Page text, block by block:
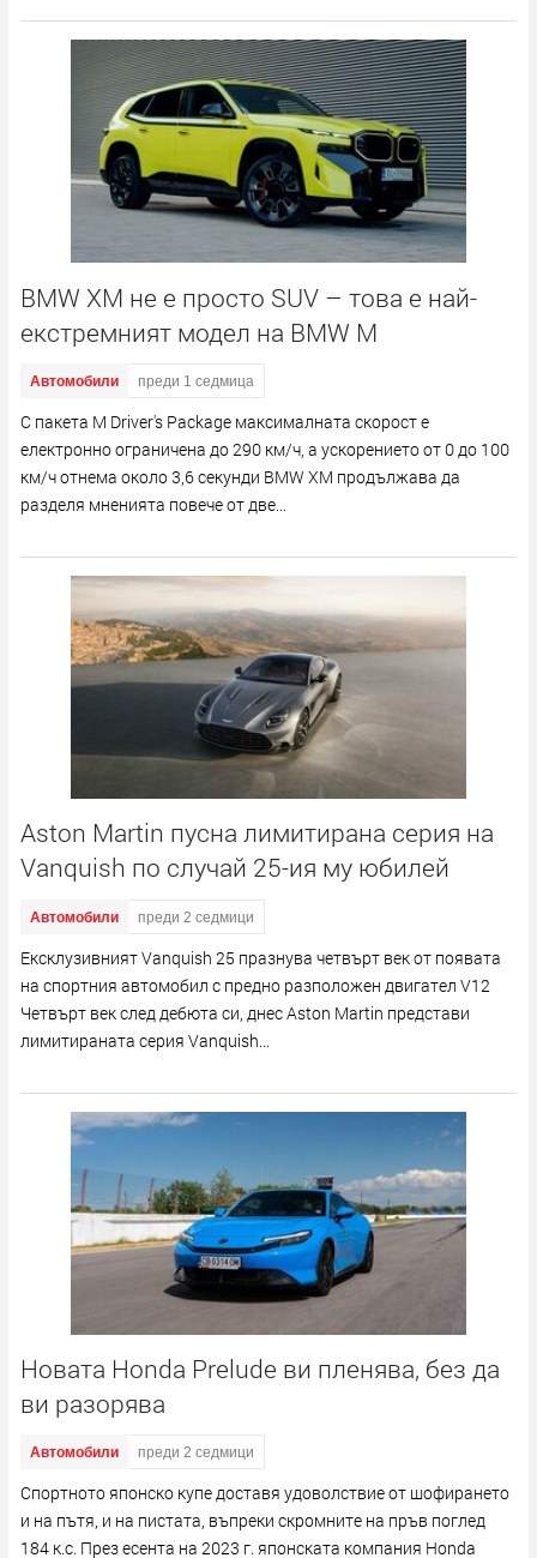
BMW XM не е просто SUV – това е най-
екстремният модел на BMW M
Автомобили преди 1 седмица
С пакета M Driver's Package максималната скорост е
електронно ограничена до 290 км/ч, а ускорението от 0 до 100
км/ч отнема около 3,6 секунди BMW XM продължава да
разделя мненията повече от две...
Aston Martin пусна лимитирана серия на
Vanquish по случай 25-ия му юбилей
Автомобили преди 2 седмици
Ексклузивният Vanquish 25 празнува четвърт век от появата
на спортния автомобил с предно разположен двигател V12
Четвърт век след дебюта си, днес Aston Martin представи
лимитираната серия Vanquish...
Новата Honda Prelude ви пленява, без да
ви разорява
Автомобили преди 2 седмици
Спортното японско купе доставя удоволствие от шофирането
и на пътя, и на пистата, въпреки скромните на пръв поглед
184 к.с. През есента на 2023 г. японската компания Honda